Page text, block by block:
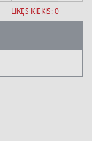
LIKĘS KIEKIS: 0